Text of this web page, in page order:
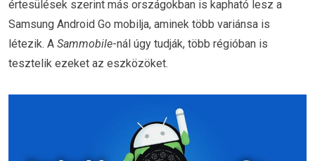
értesülések szerint más országokban is kapható lesz a
Samsung Android Go mobilja, aminek több variánsa is
létezik. A Sammobile-nál úgy tudják, több régióban is
tesztelik ezeket az eszközöket.